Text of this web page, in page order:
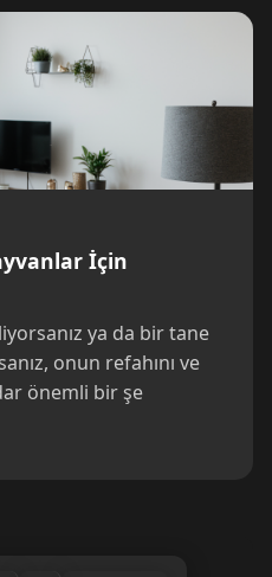
İçin
ya da bir tane
onun refahını ve
önemli bir şe